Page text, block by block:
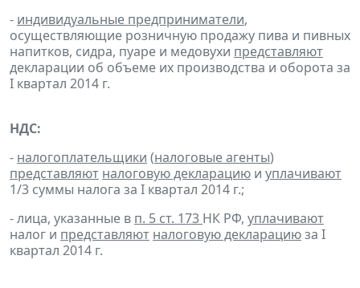
- индивидуальные предприниматели,
осуществляющие розничную продажу пива и пивных
напитков, сидра, пуаре и медовухи представляют
декларации об объеме их производства и оборота за
I квартал 2014 г.
НДС:
- налогоплательщики (налоговые агенты)
представляют налоговую декларацию и уплачивают
1/3 суммы налога за I квартал 2014 г.;
- лица, указанные в п. 5 ст. 173 НК РФ, уплачивают
налог и представляют налоговую декларациюза I
квартал 2014 г.